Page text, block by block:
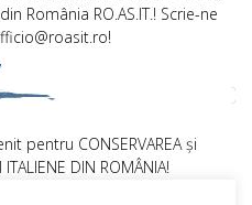
România RO.AS.IT.! Scrie-ne
pentru CONSERVAREA și
ITALIENE DIN ROMÂNIA!